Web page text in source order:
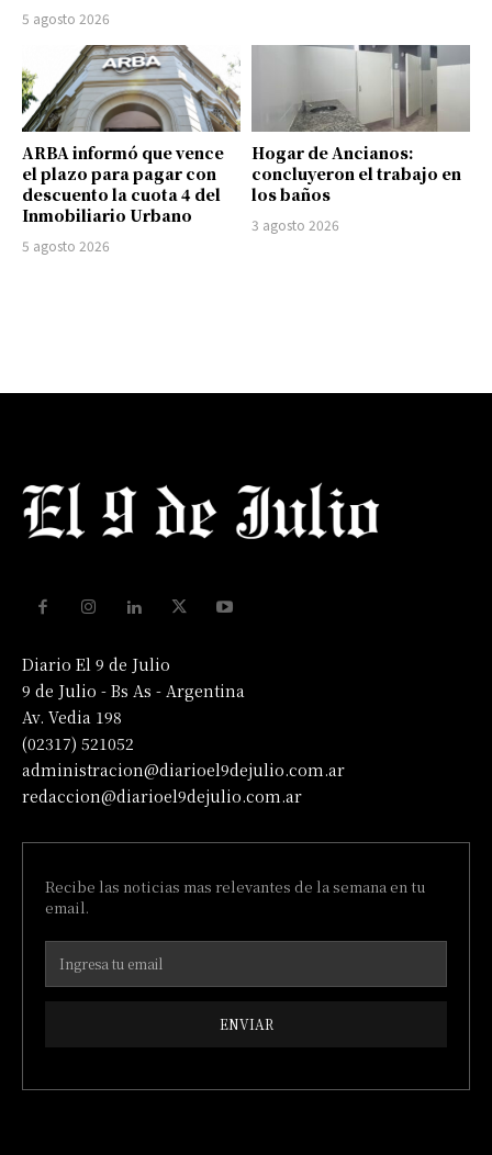
5 agosto 2026
ARBA informó que vence
el plazo para pagar con
descuento la cuota 4 del
Inmobiliario Urbano
5 agosto 2026
Hogar de Ancianos:
concluyeron el trabajo en
los baños
3 agosto 2026
Diario El 9 de Julio
9 de Julio - Bs As - Argentina
Av. Vedia 198
(02317) 521052
administracion@diarioel9dejulio.com.ar
redaccion@diarioel9dejulio.com.ar
Recibe las noticias mas relevantes de la semana en tu
email.
ENVIAR